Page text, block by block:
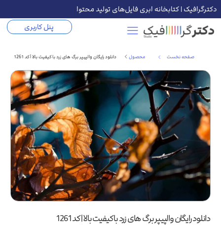
دکترگرافیک | کتابخانه ابری فایل‌های تولید محتوا
پنل کاربری
صفحه نخست محصول دانلود رایگان والپیپر برگ های زرد با کیفیت بالا | کد 1261
دانلود رایگان والپیپر برگ های زرد با کیفیت بالا | کد 1261